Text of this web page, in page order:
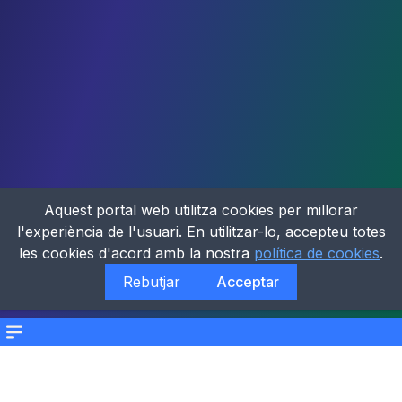
Menu
Aquest portal web utilitza cookies per millorar
l'experiència de l'usuari. En utilitzar-lo, accepteu totes
les cookies d'acord amb la nostra política de cookies.
Rebutjar
Acceptar